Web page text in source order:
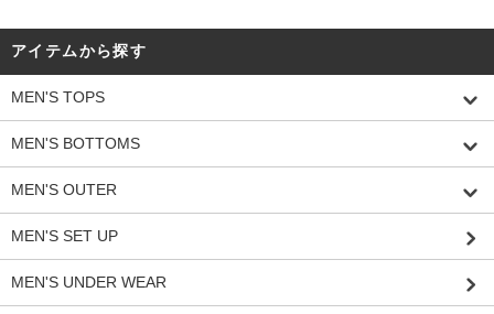
アイテムから探す
MEN'S TOPS
MEN'S BOTTOMS
MEN'S OUTER
MEN'S SET UP
MEN'S UNDER WEAR